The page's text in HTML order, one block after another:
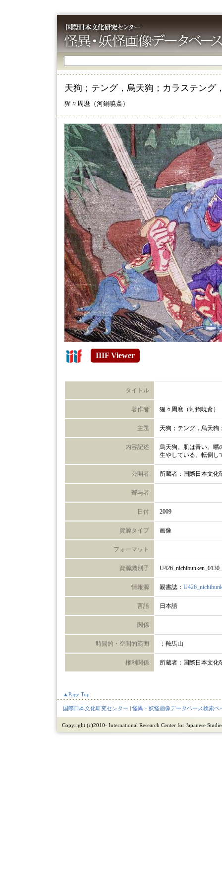
天狗；テング，烏天狗；カラステング
猩々周麿（河鍋暁斎）
IIIF Viewer
タイトル
著作者 猩々周麿（河鍋暁斎）
主題 天狗；テング，烏天狗
内容記述
烏天狗。肌は青い。嘴
生やしている。転倒し
公開者 所蔵者：国際日本文化
寄与者
日付 2009
資源タイプ 画像
フォーマット
資源識別子
情報源 親書誌：
言語 日本語
関係
時間的・空間的範囲 ；鞍馬山
権利関係 所蔵者：国際日本文化
▲Page Top
国際日本文化研究センター |怪異・妖怪画像データベース検索ペ
Copyright (c)2010- International Research Center for Japanese